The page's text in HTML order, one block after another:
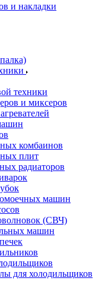
техники
и миксеров
комбаинов
плит
радиаторов
машин
(СВЧ)
машин
для холодильщиков